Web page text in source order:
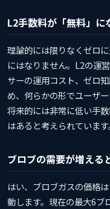
L2手数料が「無料」に
理論的には限りなくゼロ
にはなりません。L2の運
サーの運用コスト、ゼロ
め、何らかの形でユーザ
将来的には非常に低い手
はあると考えられています
ブロブの需要が増える
はい、ブロブガスの価格
動します。現在の最大6